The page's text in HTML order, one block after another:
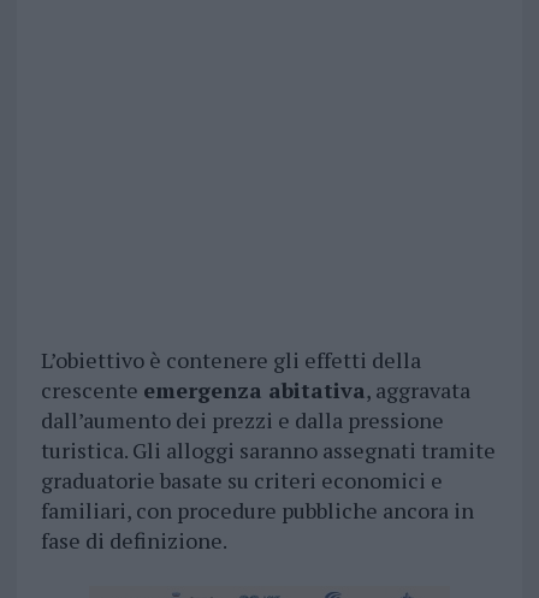
L’obiettivo è contenere gli effetti della
crescente emergenza abitativa, aggravata
dall’aumento dei prezzi e dalla pressione
turistica. Gli alloggi saranno assegnati tramite
graduatorie basate su criteri economici e
familiari, con procedure pubbliche ancora in
fase di definizione.